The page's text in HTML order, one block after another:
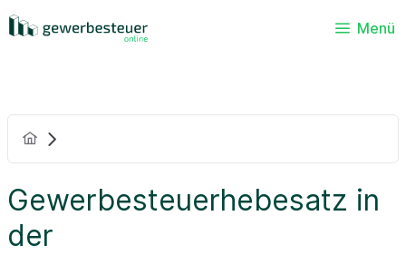
Menü
Gewerbesteuerhebesatz in
der